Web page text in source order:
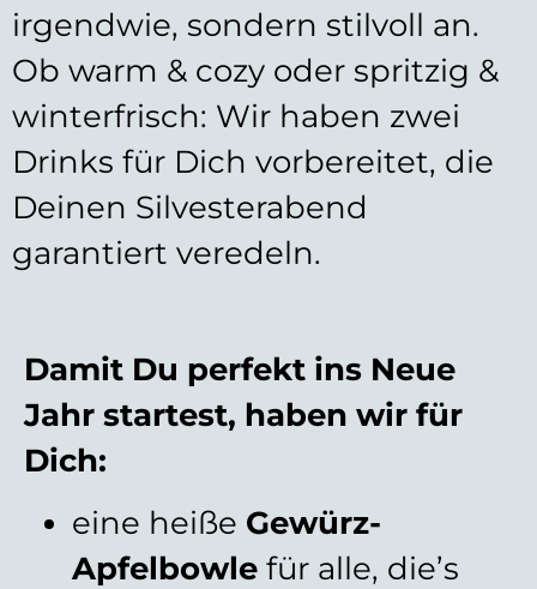
irgendwie, sondern stilvoll an.
Ob warm & cozy oder spritzig &
winterfrisch: Wir haben zwei
Drinks für Dich vorbereitet, die
Deinen Silvesterabend
garantiert veredeln.
Damit Du perfekt ins Neue
Jahr startest, haben wir für
Dich:
eine heiße Gewürz-
Apfelbowle für alle, die’s